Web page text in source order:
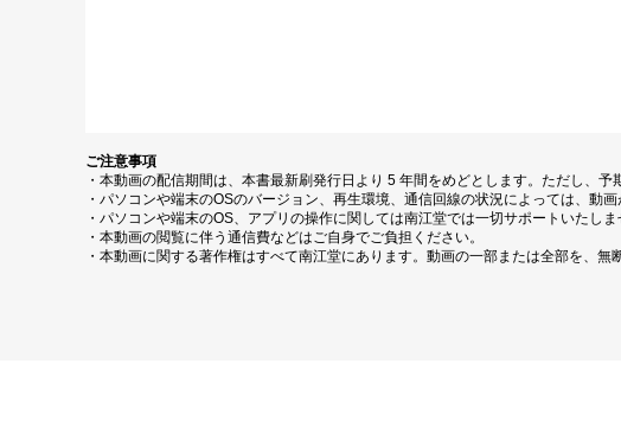
ご注意事項
・本動画の配信期間は、本書最新刷発行日より 5 年間をめどとします。ただし、
・パソコンや端末のOSのバージョン、再生環境、通信回線の状況によっては、動画
・パソコンや端末のOS、アプリの操作に関しては南江堂では一切サポートいたしま
・本動画の閲覧に伴う通信費などはご自身でご負担ください。
・本動画に関する著作権はすべて南江堂にあります。動画の一部または全部を、